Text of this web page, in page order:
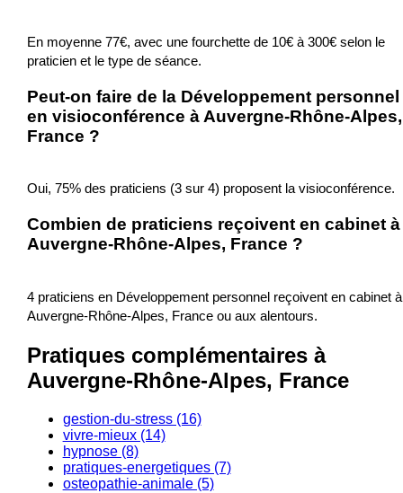
En moyenne 77€, avec une fourchette de 10€ à 300€ selon le
praticien et le type de séance.
Peut-on faire de la Développement personnel
en visioconférence à Auvergne-Rhône-Alpes,
France ?
Oui, 75% des praticiens (3 sur 4) proposent la visioconférence.
Combien de praticiens reçoivent en cabinet à
Auvergne-Rhône-Alpes, France ?
4 praticiens en Développement personnel reçoivent en cabinet à
Auvergne-Rhône-Alpes, France ou aux alentours.
Pratiques complémentaires à
Auvergne-Rhône-Alpes, France
gestion-du-stress (16)
vivre-mieux (14)
hypnose (8)
pratiques-energetiques (7)
osteopathie-animale (5)